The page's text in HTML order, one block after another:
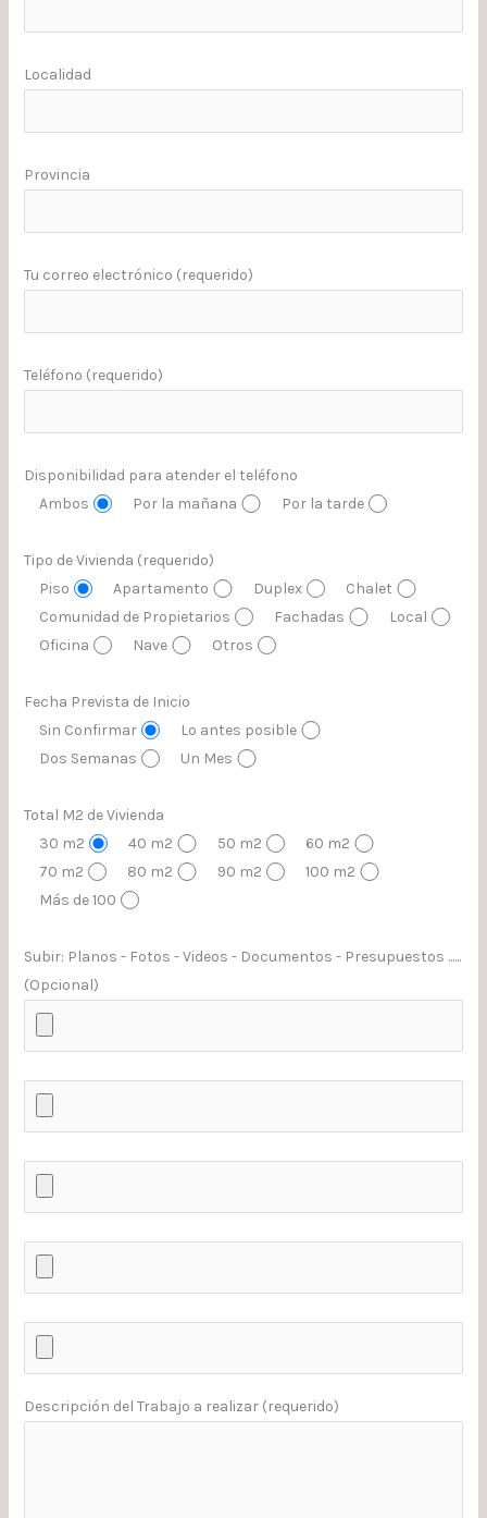
Localidad
Provincia
Tu correo electrónico (requerido)
Teléfono (requerido)
Disponibilidad para atender el teléfono
Ambos
Por la mañana Por la tarde
Tipo de Vivienda (requerido)
Piso
Apartamento Duplex
Chalet
Comunidad de Propietarios
Fachadas
Local
Oficina
Nave Otros
Fecha Prevista de Inicio
Sin Confirmar
Lo antes posible
Dos Semanas
Un Mes
Total M2 de Vivienda
30 m2
40 m2 50 m2
60 m2
70 m2
80 m2 90 m2
100 m2
Más de 100
Subir: Planos - Fotos - Videos - Documentos - Presupuestos ......
(Opcional)
Descripción del Trabajo a realizar (requerido)